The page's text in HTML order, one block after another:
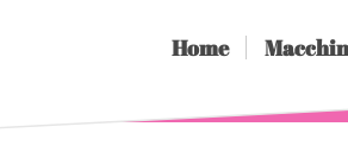
Home